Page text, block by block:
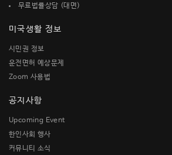
무료법률상담 (대면)
미국생활 정보
시민권 정보
운전면허 예상문제
Zoom 사용법
공지사항
Upcoming Event
한인사회 행사
커뮤니티 소식